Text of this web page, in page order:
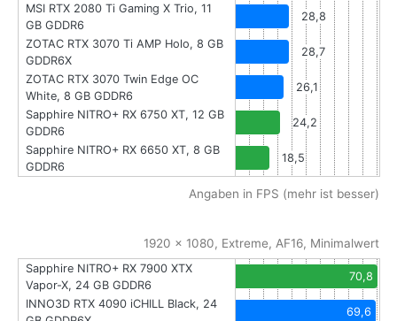
MSI RTX 2080 Ti Gaming X Trio, 11
GB GDDR6
28,8
ZOTAC RTX 3070 Ti AMP Holo, 8 GB
GDDR6X
28,7
ZOTAC RTX 3070 Twin Edge OC
White, 8 GB GDDR6
26,1
Sapphire NITRO+ RX 6750 XT, 12 GB
GDDR6
24,2
Sapphire NITRO+ RX 6650 XT, 8 GB
GDDR6
18,5
Angaben in FPS (mehr ist besser)
1920 x 1080, Extreme, AF16, Minimalwert
Sapphire NITRO+ RX 7900 XTX
Vapor-X, 24 GB GDDR6
70,8
INNO3D RTX 4090 iCHILL Black, 24
69,6